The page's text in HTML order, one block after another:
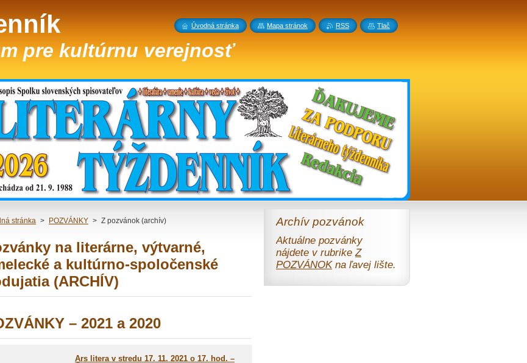
pre kultúrnu verejnosť
stránka > POZVÁNKY > Z pozvánok (archív)
na literárne, výtvarné,
a kultúrno-spoločenské
(ARCHÍV)
– 2021 a 2020
Ars litera v stredu 17. 11. 2021 o 17. hod. –
Archív pozvánok
Aktuálne pozvánky
nájdete v rubrikeZ
POZVÁNOKna ľavej lište.
Úvodná stránka Mapa stránok RSS Tlač